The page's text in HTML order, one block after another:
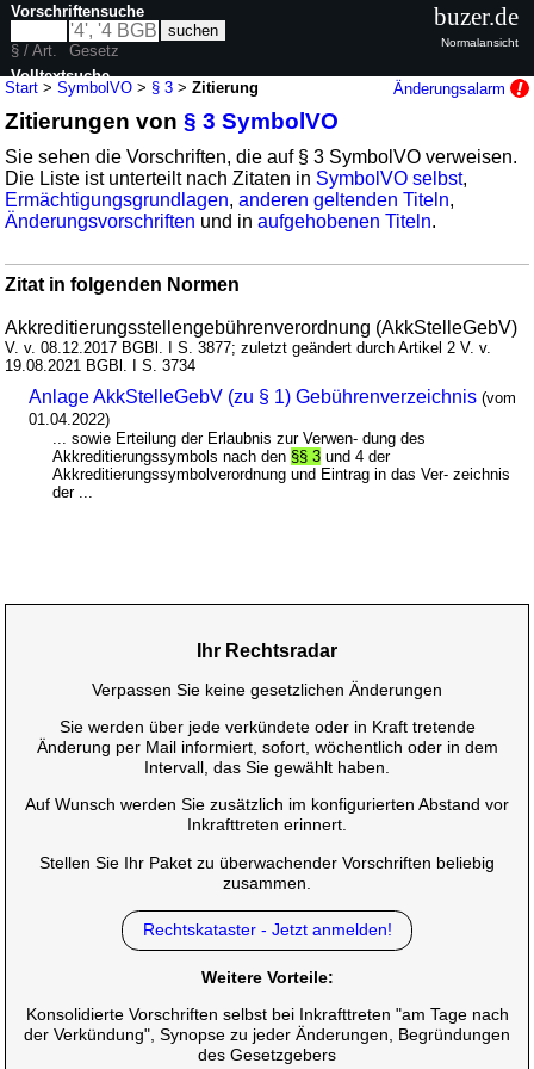
Start >SymbolVO > § 3 >Zitierung Änderungsalarm
Zitierungen von§ 3 SymbolVO
Sie sehen die Vorschriften, die auf § 3 SymbolVO verweisen.
Die Liste ist unterteilt nach Zitaten in SymbolVO selbst,
Ermächtigungsgrundlagen,anderen geltenden Titeln,
Änderungsvorschriften und inaufgehobenen Titeln.
Zitat in folgenden Normen
Akkreditierungsstellengebührenverordnung (AkkStelleGebV)
V. v. 08.12.2017 BGBl. I S. 3877; zuletzt geändert durch Artikel 2 V. v.
19.08.2021 BGBl. I S. 3734
Anlage AkkStelleGebV (zu § 1) Gebührenverzeichnis (vom
01.04.2022)
... sowie Erteilung der Erlaubnis zur Verwen- dung des
Akkreditierungssymbols nach den §§ 3 und 4 der
Akkreditierungssymbolverordnung und Eintrag in das Ver- zeichnis
der ...
Vorschriftensuche
§ / Art.
Gesetz
Volltextsuche
nur in SymbolVO
buzer.de
Normalansicht
Ihr Rechtsradar
Verpassen Sie keine gesetzlichen Änderungen
Sie werden über jede verkündete oder in Kraft tretende
Änderung per Mail informiert, sofort, wöchentlich oder in dem
Intervall, das Sie gewählt haben.
Auf Wunsch werden Sie zusätzlich im konfigurierten Abstand vor
Inkrafttreten erinnert.
Stellen Sie Ihr Paket zu überwachender Vorschriften beliebig
zusammen.
Rechtskataster - Jetzt anmelden!
Weitere Vorteile:
Konsolidierte Vorschriften selbst bei Inkrafttreten "am Tage nach
der Verkündung", Synopse zu jeder Änderungen, Begründungen
des Gesetzgebers